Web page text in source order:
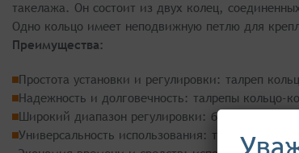
такелажа. Он состоит из двух колец,
Одно кольцо имеет неподвижную петлю для
Преимущества:
Простота установки и регулировки: талреп
Надежность и долговечность: талрепы кольцо-
Широкий диапазон регулировки: благодаря
Универсальность использования: талрепы